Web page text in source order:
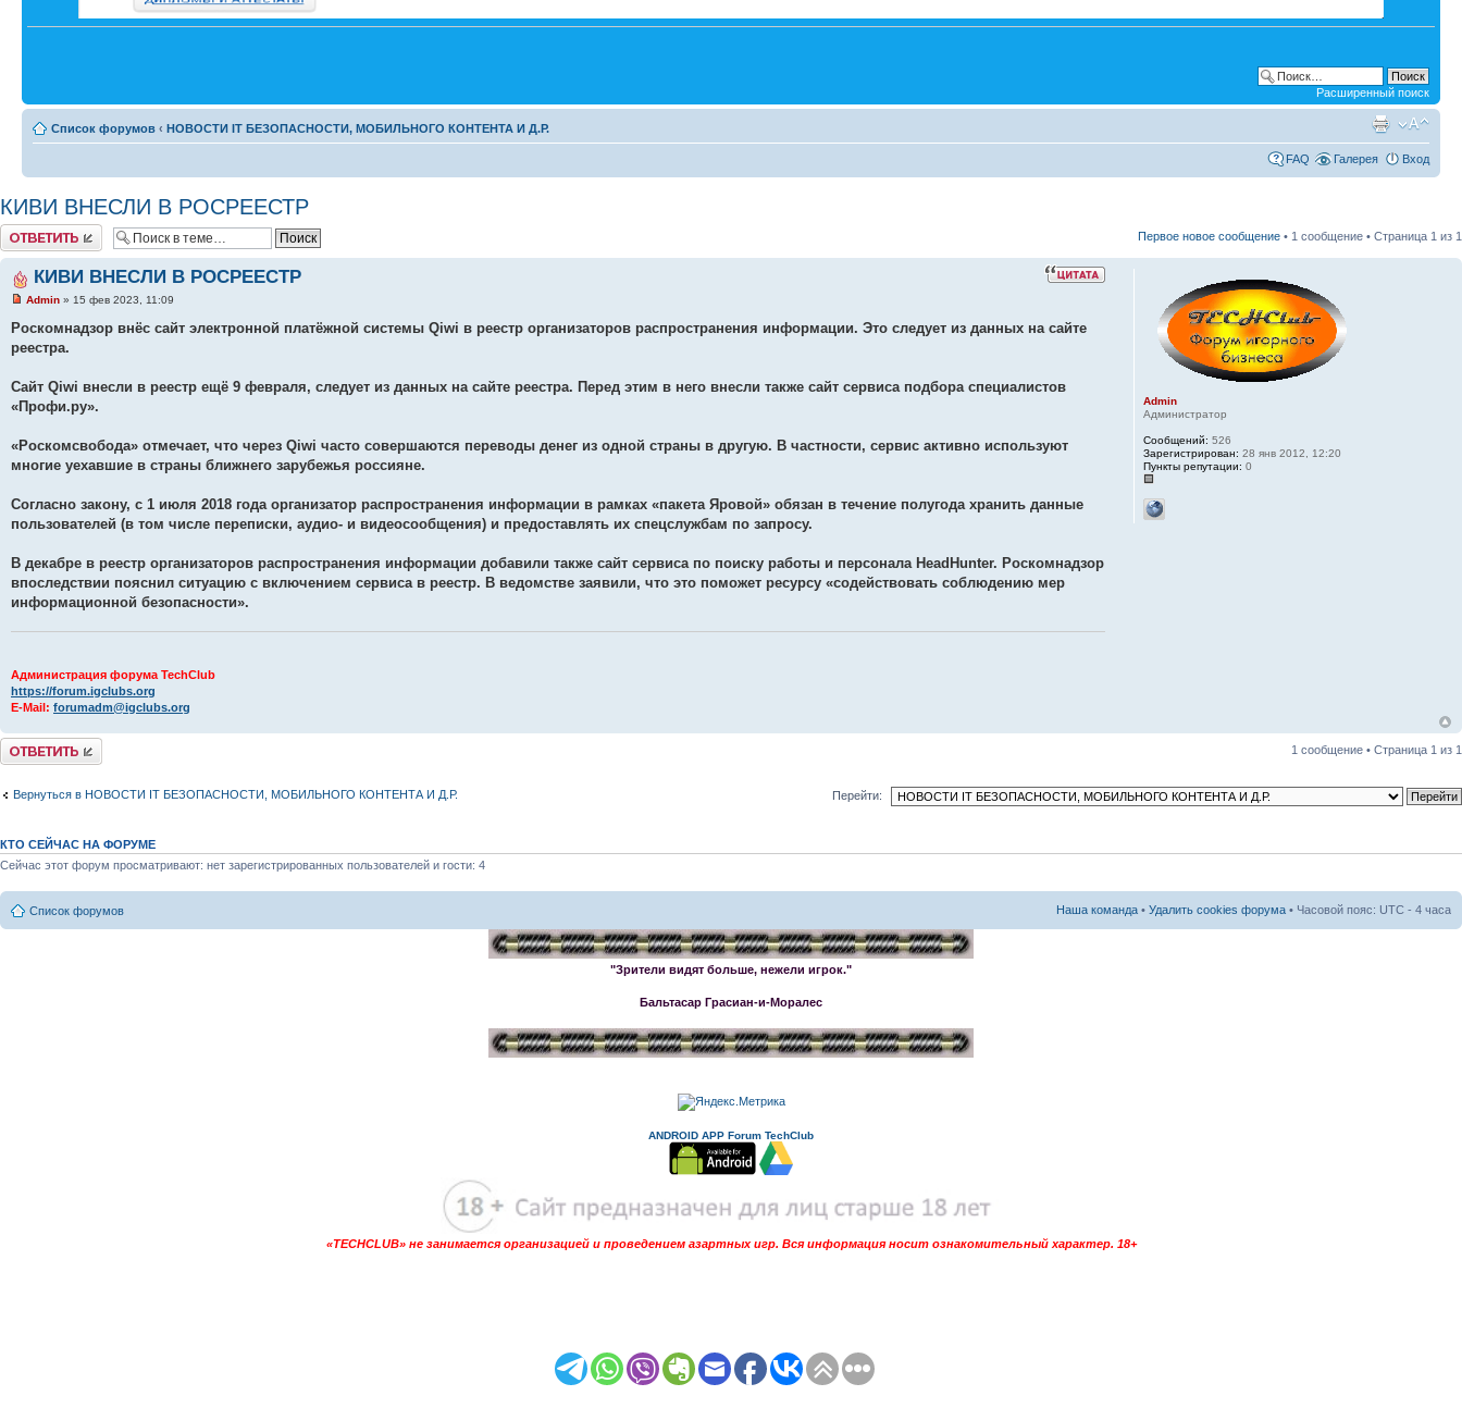
Расширенный поиск
Список форумов ‹ НОВОСТИ IT БЕЗОПАСНОСТИ, МОБИЛЬНОГО КОНТЕНТА И Д.Р.
FAQ Галерея Вход
КИВИ ВНЕСЛИ В РОСРЕЕСТР
Комментировать Первое новое сообщение • 1 сообщение • Страница 1 из 1
КИВИ ВНЕСЛИ В РОСРЕЕСТР
Admin » 15 фев 2023, 11:09
Роскомнадзор внёс сайт электронной платёжной системы Qiwi в реестр организаторов распространения информации. Это следует из данных на сайте
реестра.
Сайт Qiwi внесли в реестр ещё 9 февраля, следует из данных на сайте реестра. Перед этим в него внесли также сайт сервиса подбора специалистов
«Профи.ру».
«Роскомсвобода» отмечает, что через Qiwi часто совершаются переводы денег из одной страны в другую. В частности, сервис активно используют
многие уехавшие в страны ближнего зарубежья россияне.
Согласно закону, с 1 июля 2018 года организатор распространения информации в рамках «пакета Яровой» обязан в течение полугода хранить данные
пользователей (в том числе переписки, аудио‑ и видеосообщения) и предоставлять их спецслужбам по запросу.
В декабре в реестр организаторов распространения информации добавили также сайт сервиса по поиску работы и персонала HeadHunter. Роскомнадзор
впоследствии пояснил ситуацию с включением сервиса в реестр. В ведомстве заявили, что это поможет ресурсу «содействовать соблюдению мер
информационной безопасности».
Администрация форума TechClub
https://forum.igclubs.org
E-Mail: forumadm@igclubs.org
Admin
Администратор
Сообщений: 526
Зарегистрирован: 28 янв 2012, 12:20
Пункты репутации: 0
Комментировать 1 сообщение • Страница 1 из 1
Вернуться в НОВОСТИ IT БЕЗОПАСНОСТИ, МОБИЛЬНОГО КОНТЕНТА И Д.Р. Перейти:
КТО СЕЙЧАС НА ФОРУМЕ
Сейчас этот форум просматривают: нет зарегистрированных пользователей и гости: 4
Список форумов Наша команда • Удалить cookies форума • Часовой пояс: UTC - 4 часа
"Зрители видят больше, нежели игрок."
Бальтасар Грасиан-и-Моралес
ANDROID APP Forum TechClub
«TECHCLUB» не занимается организацией и проведением азартных игр. Вся информация носит ознакомительный характер. 18+